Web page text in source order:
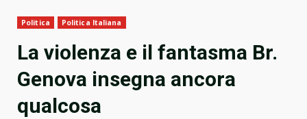
Politica Politica Italiana
La violenza e il fantasma Br.
Genova insegna ancora
qualcosa